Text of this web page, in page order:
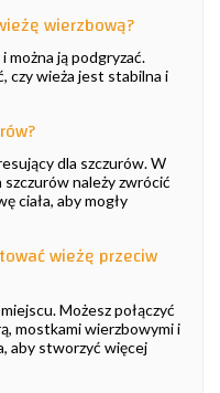
wierzbową?
można ją podgryzać.
czy wieża jest stabilna i
dla szczurów. W
należy zwrócić
ciała, aby mogły
wieżę przeciw
Możesz połączyć
mostkami wierzbowymi i
aby stworzyć więcej